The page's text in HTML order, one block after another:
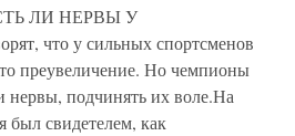
ЛИ НЕРВЫ У
что у сильных спортсменов
преувеличение. Но чемпионы
нервы, подчинять их воле.На
был свидетелем, как